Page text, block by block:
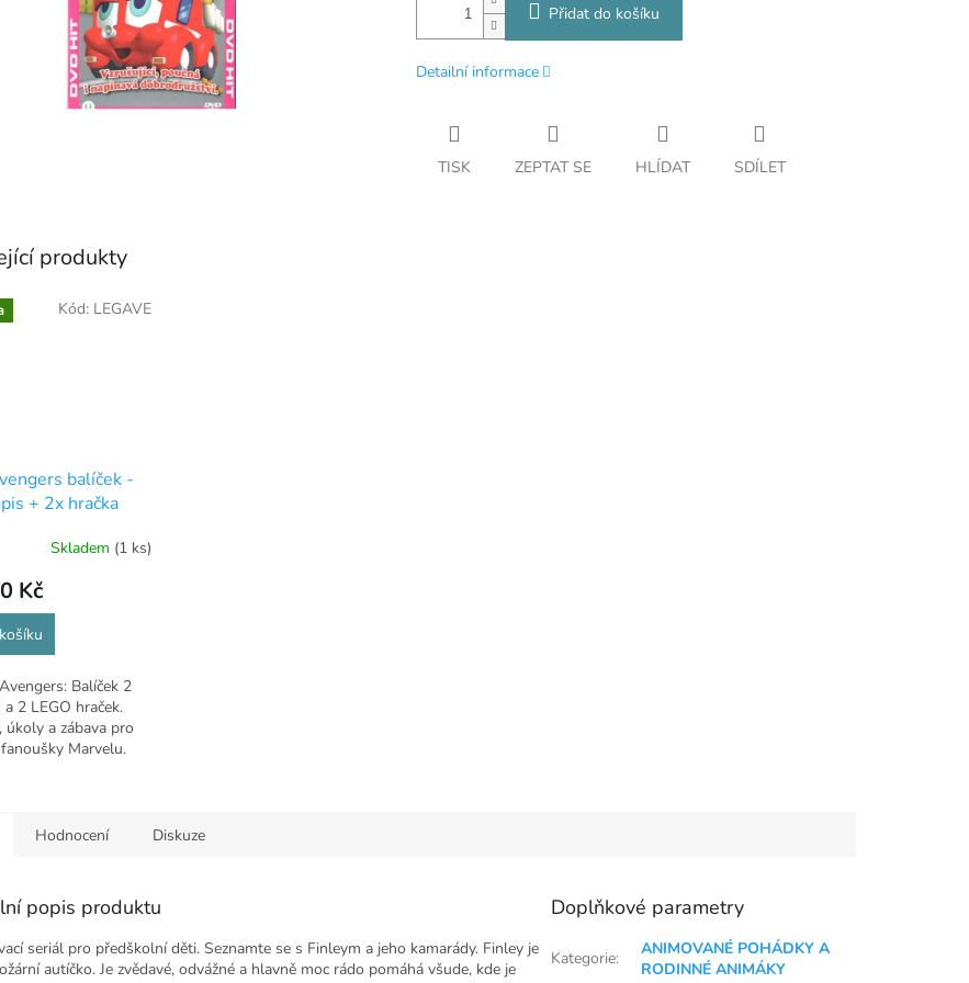
Přidat do košíku
Detailní informace
TISK ZEPTAT SE HLÍDAT SDÍLET
produkty
balíček -
+ 2x hračka
Skladem (1 ks)
Kč
Balíček 2
2 LEGO hraček.
úkoly a zábava pro
Marvelu.
Kód: LEGAVE
Hodnocení Diskuze
popis produktu
seriál pro předškolní děti. Seznamte se s Finleym a jeho kamarády. Finley je
autíčko. Je zvědavé, odvážné a hlavně moc rádo pomáhá všude, kde je
Doplňkové parametry
Kategorie:
ANIMOVANÉ POHÁDKY A
RODINNÉ ANIMÁKY